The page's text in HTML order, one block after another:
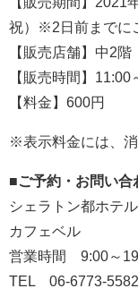
祝）※2日前までに
【販売店舗】中2
【販売時間】11:00
【料金】600円
※表示料金には、消
■ご予約・お問い合
シェラトン都ホテ
カフェベル
営業時間 9:00～
TEL 06-6773-5582